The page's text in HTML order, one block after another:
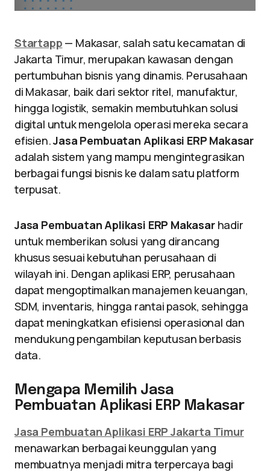
Startapp — Makasar, salah satu kecamatan di
Jakarta Timur, merupakan kawasan dengan
pertumbuhan bisnis yang dinamis. Perusahaan
di Makasar, baik dari sektor ritel, manufaktur,
hingga logistik, semakin membutuhkan solusi
digital untuk mengelola operasi mereka secara
efisien.Jasa Pembuatan Aplikasi ERP Makasar
adalah sistem yang mampu mengintegrasikan
berbagai fungsi bisnis ke dalam satu platform
terpusat.
Jasa Pembuatan Aplikasi ERP Makasarhadir
untuk memberikan solusi yang dirancang
khusus sesuai kebutuhan perusahaan di
wilayah ini. Dengan aplikasi ERP, perusahaan
dapat mengoptimalkan manajemen keuangan,
SDM, inventaris, hingga rantai pasok, sehingga
dapat meningkatkan efisiensi operasional dan
mendukung pengambilan keputusan berbasis
data.
Mengapa Memilih Jasa
Pembuatan Aplikasi ERP Makasar
Jasa Pembuatan Aplikasi ERP Jakarta Timur
menawarkan berbagai keunggulan yang
membuatnya menjadi mitra terpercaya bagi